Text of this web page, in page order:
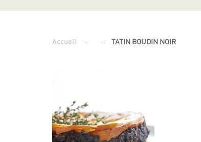
Accueil → → TATIN BOUDIN NOIR